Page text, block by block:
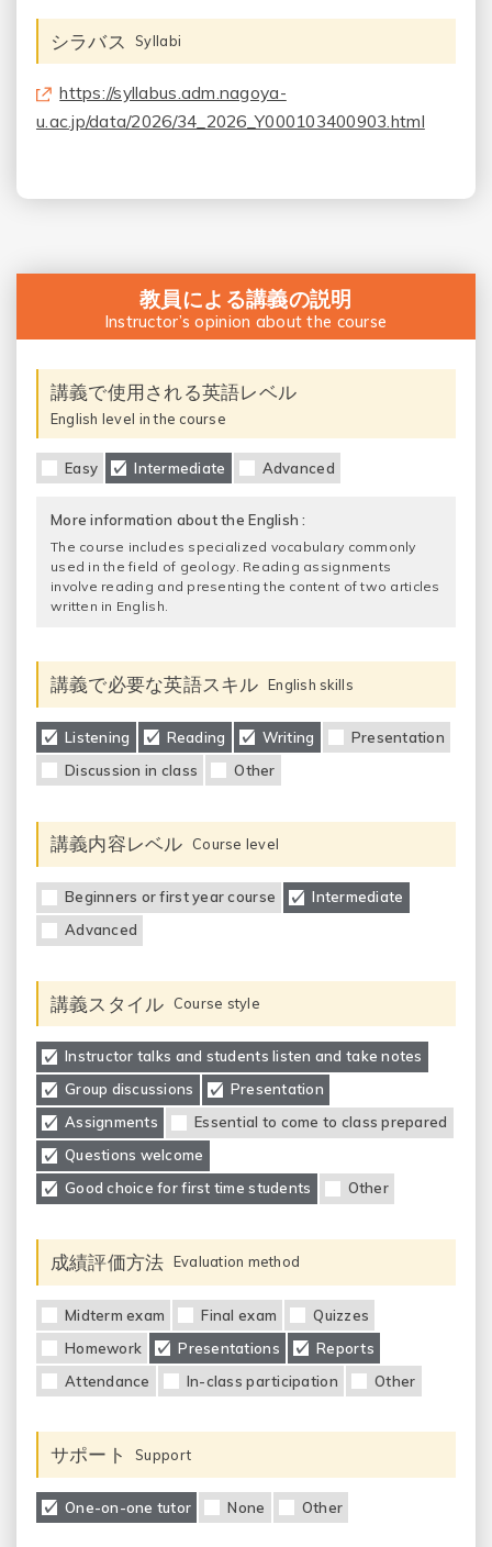
シラバス Syllabi
https://syllabus.adm.nagoya-
u.ac.jp/data/2026/34_2026_Y000103400903.html
教員による講義の説明
Instructor’s opinion about the course
講義で使用される英語レベル
English level in the course
Easy Intermediate Advanced
More information about the English :
The course includes specialized vocabulary commonly
used in the field of geology. Reading assignments
involve reading and presenting the content of two articles
written in English.
講義で必要な英語スキル English skills
Listening Reading Writing
Presentation
Discussion in class
Other
講義内容レベル Course level
Beginners or first year course
Intermediate
Advanced
講義スタイル Course style
Instructor talks and students listen and take notes
Group discussions
Presentation
Assignments
Essential to come to class prepared
Questions welcome
Good choice for first time students
Other
成績評価方法 Evaluation method
Midterm exam Final exam
Quizzes
Homework
Presentations
Reports
Attendance
In-class participation Other
サポート Support
One-on-one tutor None Other